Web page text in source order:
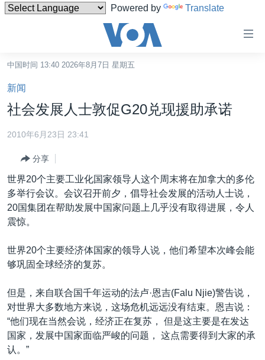
Powered by Translate
碍
链
接
转
容
转
到
航
跳
索
中国
港澳
国际
最新国际新闻
印太
中东
欧洲
非洲
美洲
全球议题
分类新闻
经济·金融·贸易
人权·法律·宗教
科教·文娱·体健
军事
劳工
环境
美中关系
热点专题
白宫要闻
国会报道
美中关系
美国建国250周年
埃博拉疫情
VOA视频
VOA今日焦点
中文广播
关注我们
中国时间 13:40 2026年8月7日 星期五
新闻
社会发展人士敦促G20兑现援助承诺
2010年6月23日 23:41
分享
世界20个主要工业化国家领导人这个周末将在加拿大的多伦
多举行会议。会议召开前夕，倡导社会发展的活动人士说，
20国集团在帮助发展中国家问题上几乎没有取得进展，令人
震惊。
世界20个主要经济体国家的领导人说，他们希望本次峰会能
够巩固全球经济的复苏。
但是，来自联合国千年运动的法卢·恩吉(Falu Njie)警告说，
对世界大多数地方来说，这场危机远远没有结束。恩吉说：
“他们现在当然会说，经济正在复苏， 但是这主要是在发达
国家，发展中国家面临严峻的问题， 这点需要得到大家的承
认。”